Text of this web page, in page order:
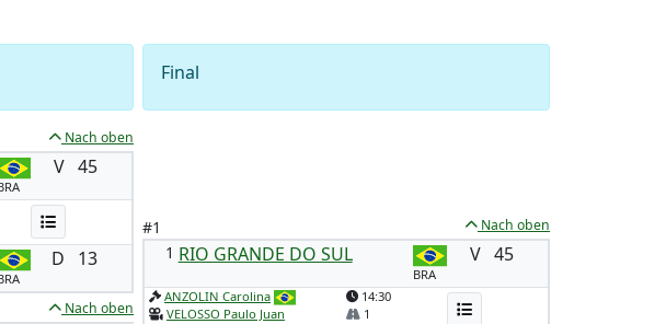
Nach oben
V 45
D 13
Nach oben
Final
#1 Nach oben
1 RIO GRANDE DO SUL
BRA
V 45
ANZOLIN Carolina
VELOSSO Paulo Juan
14:30
1